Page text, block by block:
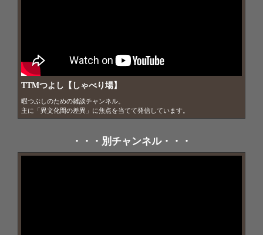
TTMつよし【しゃべり場】
暇つぶしのための雑談チャンネル。
主に「異文化間の差異」に焦点を当てて発信しています。
・・・別チャンネル・・・